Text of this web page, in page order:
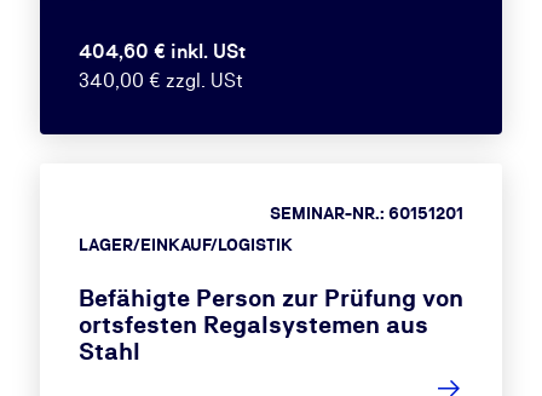
404,60 € inkl. USt
340,00 € zzgl. USt
LAGER/EINKAUF/LOGISTIK
SEMINAR-NR.: 60151201
Befähigte Person zur Prüfung von
ortsfesten Regalsystemen aus
Stahl